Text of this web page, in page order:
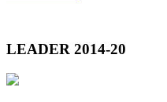
LEADER 2014-20